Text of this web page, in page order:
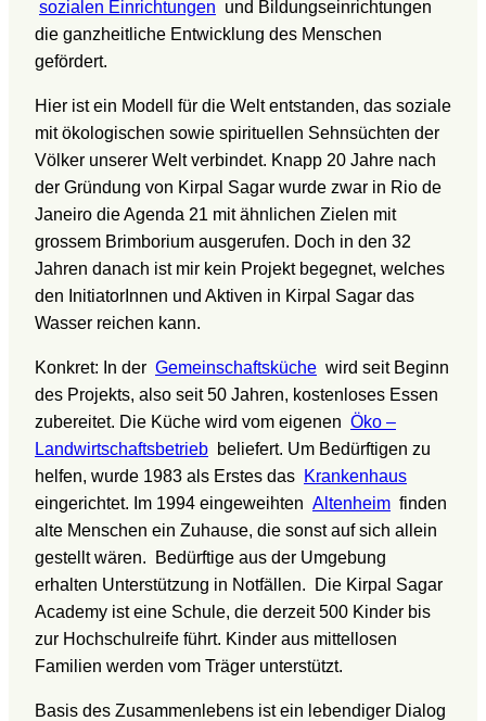
sozialen Einrichtungen und Bildungseinrichtungen
die ganzheitliche Entwicklung des Menschen
gefördert.
Hier ist ein Modell für die Welt entstanden, das soziale
mit ökologischen sowie spirituellen Sehnsüchten der
Völker unserer Welt verbindet. Knapp 20 Jahre nach
der Gründung von Kirpal Sagar wurde zwar in Rio de
Janeiro die Agenda 21 mit ähnlichen Zielen mit
grossem Brimborium ausgerufen. Doch in den 32
Jahren danach ist mir kein Projekt begegnet, welches
den InitiatorInnen und Aktiven in Kirpal Sagar das
Wasser reichen kann.
Konkret: In der Gemeinschaftsküche wird seit Beginn
des Projekts, also seit 50 Jahren, kostenloses Essen
zubereitet. Die Küche wird vom eigenen Öko –
Landwirtschaftsbetrieb beliefert. Um Bedürftigen zu
helfen, wurde 1983 als Erstes das Krankenhaus
eingerichtet. Im 1994 eingeweihten Altenheim finden
alte Menschen ein Zuhause, die sonst auf sich allein
gestellt wären. Bedürftige aus der Umgebung
erhalten Unterstützung in Notfällen. Die Kirpal Sagar
Academy ist eine Schule, die derzeit 500 Kinder bis
zur Hochschulreife führt. Kinder aus mittellosen
Familien werden vom Träger unterstützt.
Basis des Zusammenlebens ist ein lebendiger Dialog